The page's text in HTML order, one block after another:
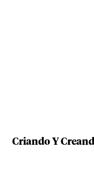
Criando Y